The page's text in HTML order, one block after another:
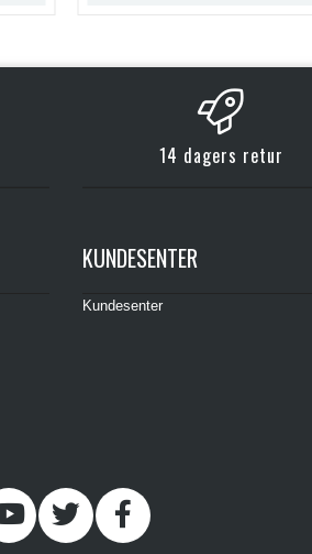
14 dagers retur
KUNDESENTER
Kundesenter